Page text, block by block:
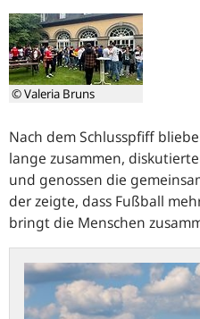
© Valeria Bruns
Nach dem Schlusspfiff
lange zusammen,
und genossen die
der zeigte, dass Fußball
bringt die Menschen
Stadt
Hachenburg